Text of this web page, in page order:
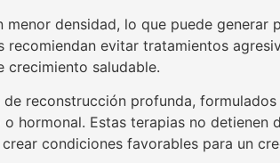
densidad, lo que puede generar
evitar tratamientos
crecimiento saludable.
reconstrucción profunda, formulados
hormonal. Estas terapias no detienen
condiciones favorables para un